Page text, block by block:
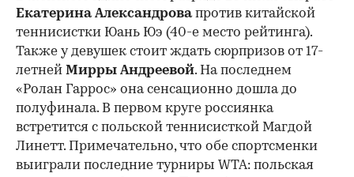
Екатерина Александровапротив китайской
теннисистки Юань Юэ (40-е место рейтинга).
Также у девушек стоит ждать сюрпризов от 17-
летней Мирры Андреевой. На последнем
«Ролан Гаррос» она сенсационно дошла до
полуфинала. В первом круге россиянка
встретится с польской теннисисткой Магдой
Линетт. Примечательно, что обе спортсменки
выиграли последние турниры WTA: польская